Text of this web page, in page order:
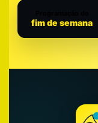
fim de semana